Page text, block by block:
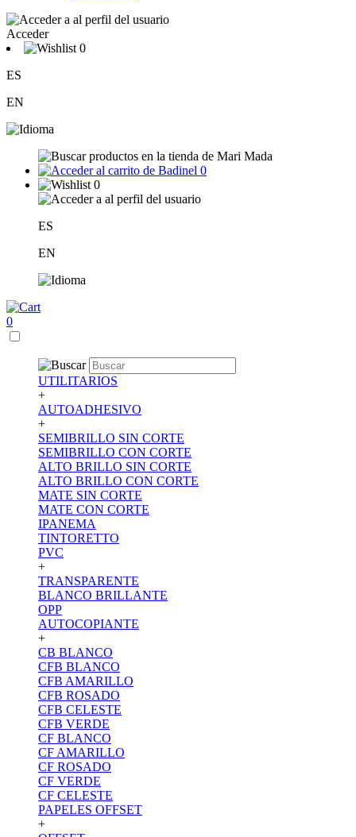
Acceder
0
ES
EN
0
0
ES
EN
0
UTILITARIOS
+
AUTOADHESIVO
+
SEMIBRILLO SIN CORTE
SEMIBRILLO CON CORTE
ALTO BRILLO SIN CORTE
ALTO BRILLO CON CORTE
MATE SIN CORTE
MATE CON CORTE
IPANEMA
TINTORETTO
PVC
+
TRANSPARENTE
BLANCO BRILLANTE
OPP
AUTOCOPIANTE
+
CB BLANCO
CFB BLANCO
CFB AMARILLO
CFB ROSADO
CFB CELESTE
CFB VERDE
CF BLANCO
CF AMARILLO
CF ROSADO
CF VERDE
CF CELESTE
PAPELES OFFSET
+